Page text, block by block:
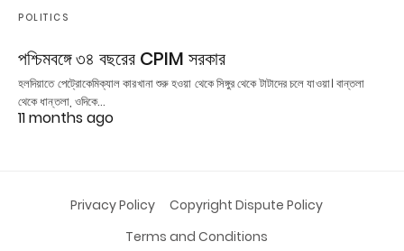
POLITICS
পশ্চিমবঙ্গে ৩৪ বছরের CPIM সরকার
হলদিয়াতে পেট্রোকেমিক্যাল কারখানা শুরু হওয়া থেকে সিঙ্গুর থেকে টাটাদের চলে যাওয়া। বান্তলা
থেকে ধান্তলা, ওদিকে…
11 months ago
Privacy Policy
Copyright Dispute Policy
Terms and Conditions